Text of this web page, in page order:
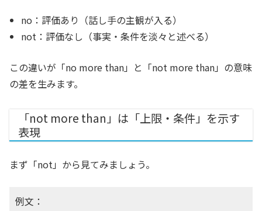
no：評価あり（話し手の主観が入る）
not：評価なし（事実・条件を淡々と述べる）
この違いが「no more than」と「not more than」の意味
の差を生みます。
「not more than」は「上限・条件」を示す
表現
まず「not」から見てみましょう。
例文：